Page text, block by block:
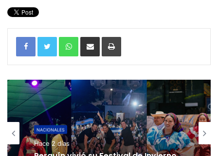
WhatsAppCompartir por correo electrónicoImprimir
NACIONALES
Hace 2 días
NACIONALES